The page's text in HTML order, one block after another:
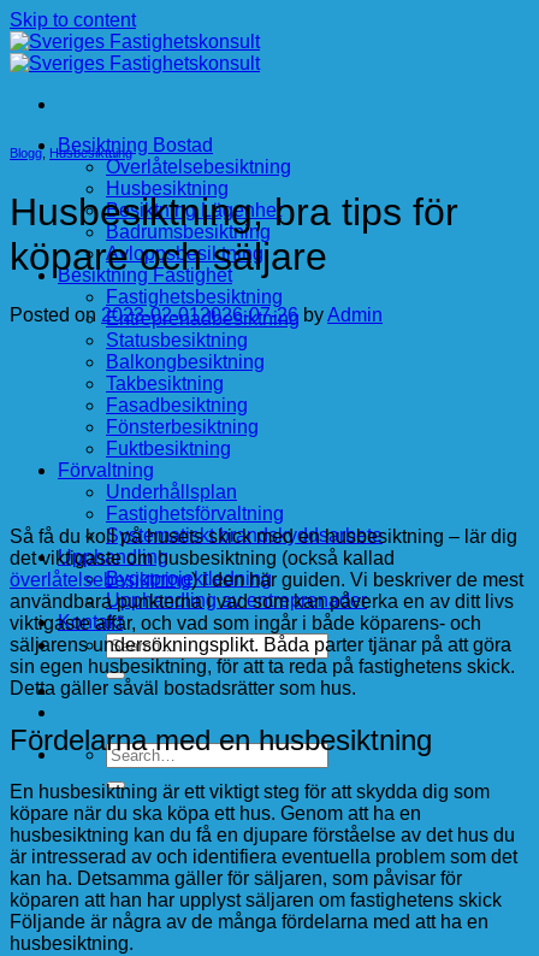
Skip to content
Besiktning Bostad
Överlåtelsebesiktning
Husbesiktning
Besiktning Lägenhet
Badrumsbesiktning
Avloppsbesiktning
Besiktning Fastighet
Fastighetsbesiktning
Entreprenadbesiktning
Statusbesiktning
Balkongbesiktning
Takbesiktning
Fasadbesiktning
Fönsterbesiktning
Fuktbesiktning
Förvaltning
Underhållsplan
Fastighetsförvaltning
Systematiskt brandskyddsarbete
Upphandling
Byggprojektledning
Upphandling av entreprenader
Kontakt
Blogg, Husbesiktning
Husbesiktning, bra tips för
köpare och säljare
Posted on 2023-02-012026-07-26 byAdmin
Så få du koll på husets skick med en husbesiktning – lär dig
det viktigaste om husbesiktning (också kallad
överlåtelsebesiktning) i den här guiden. Vi beskriver de mest
användbara punkterna i vad som kan påverka en av ditt livs
viktigaste affär, och vad som ingår i både köparens- och
säljarens undersökningsplikt. Båda parter tjänar på att göra
sin egen husbesiktning, för att ta reda på fastighetens skick.
Detta gäller såväl bostadsrätter som hus.
Fördelarna med en husbesiktning
En husbesiktning är ett viktigt steg för att skydda dig som
köpare när du ska köpa ett hus. Genom att ha en
husbesiktning kan du få en djupare förståelse av det hus du
är intresserad av och identifiera eventuella problem som det
kan ha. Detsamma gäller för säljaren, som påvisar för
köparen att han har upplyst säljaren om fastighetens skick
Följande är några av de många fördelarna med att ha en
husbesiktning.